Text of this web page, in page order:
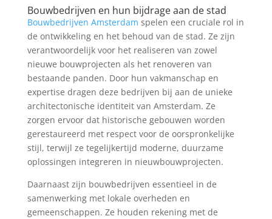
Bouwbedrijven en hun bijdrage aan de stad
Bouwbedrijven Amsterdam spelen een cruciale rol in
de ontwikkeling en het behoud van de stad. Ze zijn
verantwoordelijk voor het realiseren van zowel
nieuwe bouwprojecten als het renoveren van
bestaande panden. Door hun vakmanschap en
expertise dragen deze bedrijven bij aan de unieke
architectonische identiteit van Amsterdam. Ze
zorgen ervoor dat historische gebouwen worden
gerestaureerd met respect voor de oorspronkelijke
stijl, terwijl ze tegelijkertijd moderne, duurzame
oplossingen integreren in nieuwbouwprojecten.
Daarnaast zijn bouwbedrijven essentieel in de
samenwerking met lokale overheden en
gemeenschappen. Ze houden rekening met de